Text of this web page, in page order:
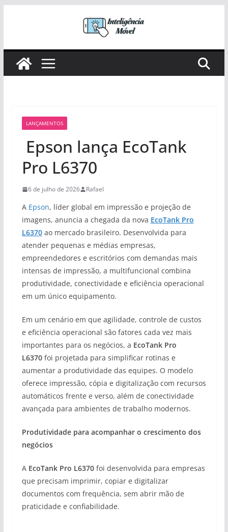
conteúdo
LANÇAMENTOS
Epson lança EcoTank
Pro L6370
6 de julho de 2026 Rafael
A Epson, líder global em impressão e projeção de
imagens, anuncia a chegada da nova EcoTank Pro
L6370ao mercado brasileiro. Desenvolvida para
atender pequenas e médias empresas,
empreendedores e escritórios com demandas mais
intensas de impressão, a multifuncional combina
produtividade, conectividade e eficiência operacional
em um único equipamento.
Em um cenário em que agilidade, controle de custos
e eficiência operacional são fatores cada vez mais
importantes para os negócios, a EcoTank Pro
L6370foi projetada para simplificar rotinas e
aumentar a produtividade das equipes. O modelo
oferece impressão, cópia e digitalização com recursos
automáticos frente e verso, além de conectividade
avançada para ambientes de trabalho modernos.
Produtividade para acompanhar o crescimento dos
negócios
A EcoTank Pro L6370foi desenvolvida para empresas
que precisam imprimir, copiar e digitalizar
documentos com frequência, sem abrir mão de
praticidade e confiabilidade.